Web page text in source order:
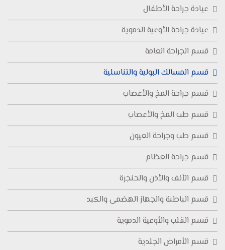
عيادة جراحة الأطفال
عيادة جراحة الأوعية الدموية
قسم الجراحة العامة
قسم المسالك البولية والتناسلية
قسم جراحة المخ والأعصاب
قسم طب المخ والأعصاب
قسم طب وجراحة العيون
قسم جراحة العظام
قسم الأنف والأذن والحنجرة
قسم الباطنة والجهاز الهضمى والكبد
قسم القلب والأوعية الدموية
قسم الأمراض الجلدية